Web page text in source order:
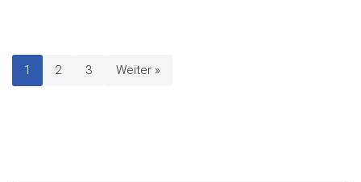
1 2 3 Weiter »